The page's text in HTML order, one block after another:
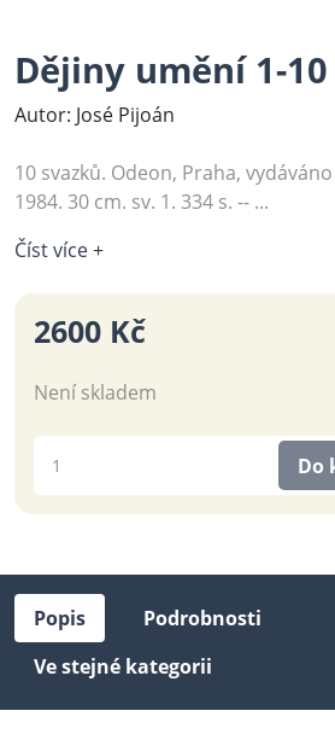
Dějiny umění 1-10
Autor: José Pijoán
10 svazků. Odeon, Praha,
1984. 30 cm. sv. 1. 334 s. -- ...
Číst více +
2600 Kč
Není skladem
Do
Popis
Podrobnosti
Ve stejné kategorii